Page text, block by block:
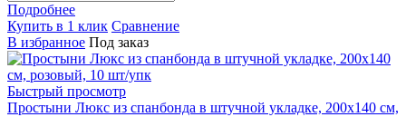
Подробнее
Купить в 1 клик Сравнение
В избранное Под заказ
Быстрый просмотр
Простыни Люкс из спанбонда в штучной укладке, 200х140 см,